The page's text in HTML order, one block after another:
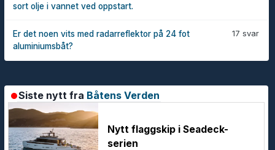
sort olje i vannet ved oppstart.
17 svar
Er det noen vits med radarreflektor på 24 fot
aluminiumsbåt?
Siste nytt fra Båtens Verden
Nytt flaggskip i Seadeck-
serien